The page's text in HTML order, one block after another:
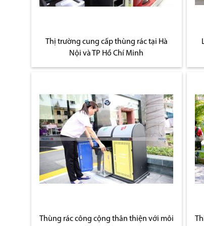
Thị trường cung cấp thùng rác tại Hà
Nội và TP Hồ Chí Minh
Thùng rác công cộng thân thiện với môi